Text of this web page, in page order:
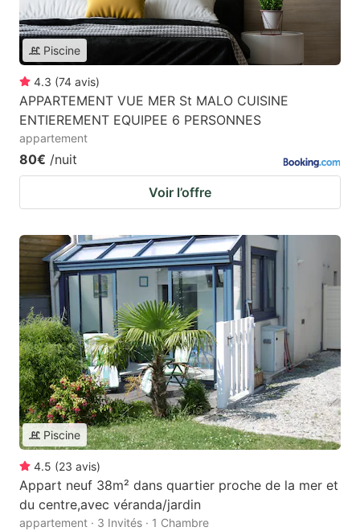
Piscine
4.3 (74 avis)
APPARTEMENT VUE MER St MALO CUISINE
ENTIEREMENT EQUIPEE 6 PERSONNES
appartement
80€ /nuit
Voir l’offre
Piscine
4.5 (23 avis)
Appart neuf 38m² dans quartier proche de la mer et
du centre,avec véranda/jardin
appartement · 3 Invités · 1 Chambre